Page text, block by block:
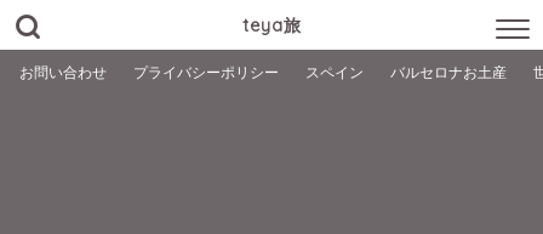
teya旅
お問い合わせ プライバシーポリシー スペイン バルセロナお土産